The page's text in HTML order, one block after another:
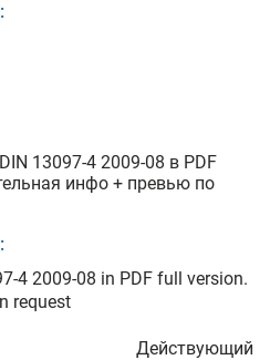
13097-4 2009-08 в PDF
инфо + превью по
4 2009-08 in PDF full version.
request
Действующий